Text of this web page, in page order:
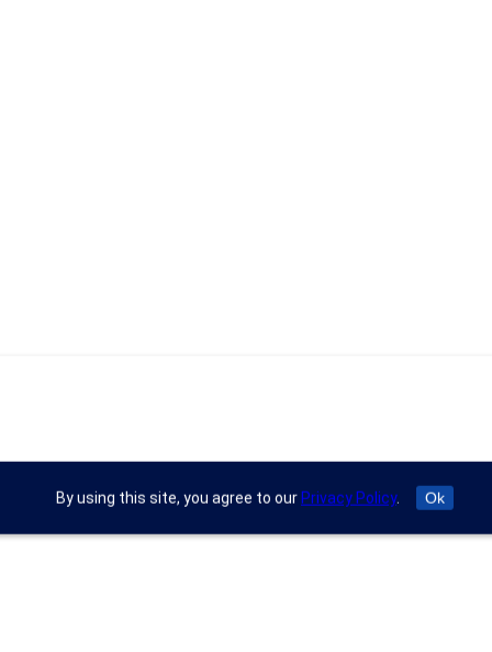
By using this site, you agree to our Privacy Policy. Ok